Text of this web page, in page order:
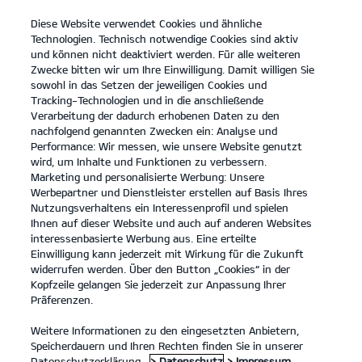
open
menu
KONTAKT
BARRIEREFREIHEIT
BARRIEREFREIHEIT
Barrierefreiheitserklärung
Erstellt am: 3. Juni 2025
Letzte Aktualisierung: 29. Juli 2025
Einleitung
Dienstleistungen barrierefrei zu gestalten, in
Übereinstimmung mit dem
Diese Website verwendet Cookies und ähnliche
Technologien. Technisch notwendige Cookies sind aktiv
und können nicht deaktiviert werden. Für alle weiteren
Zwecke bitten wir um Ihre Einwilligung. Damit willigen Sie
sowohl in das Setzen der jeweiligen Cookies und
Tracking-Technologien und in die anschließende
Verarbeitung der dadurch erhobenen Daten zu den
nachfolgend genannten Zwecken ein: Analyse und
Performance: Wir messen, wie unsere Website genutzt
wird, um Inhalte und Funktionen zu verbessern.
Marketing und personalisierte Werbung: Unsere
Werbepartner und Dienstleister erstellen auf Basis Ihres
Nutzungsverhaltens ein Interessenprofil und spielen
Ihnen auf dieser Website und auch auf anderen Websites
interessenbasierte Werbung aus. Eine erteilte
Einwilligung kann jederzeit mit Wirkung für die Zukunft
widerrufen werden. Über den Button „Cookies“ in der
Kopfzeile gelangen Sie jederzeit zur Anpassung Ihrer
Präferenzen.
Weitere Informationen zu den eingesetzten Anbietern,
Speicherdauern und Ihren Rechten finden Sie in unserer